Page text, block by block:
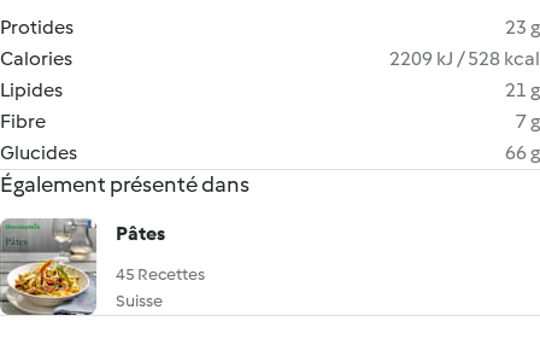
Protides
23 g
Calories
2209 kJ / 528 kcal
Lipides
21 g
Fibre
7 g
Glucides
66 g
Également présenté dans
Pâtes
45 Recettes
Suisse